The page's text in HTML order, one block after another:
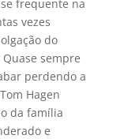
frequente na
vezes
do
sempre
perdendo a
Hagen
da família
e